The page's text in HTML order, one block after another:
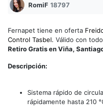
RomiF 18797
Fernapet tiene en oferta
Control Tasbel. Válido con
Retiro Gratis en Viña,
Descripción:
Sistema rápido de
rápidamente hasta 210